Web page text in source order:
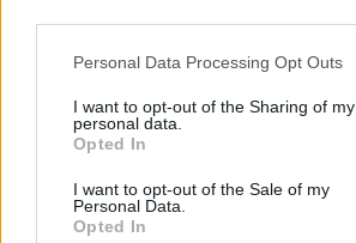
Personal Data Processing Opt Outs
I want to opt-out of the Sharing of my
personal data.
Opted In
I want to opt-out of the Sale of my
Personal Data.
Opted In
Edellinen artikkeli